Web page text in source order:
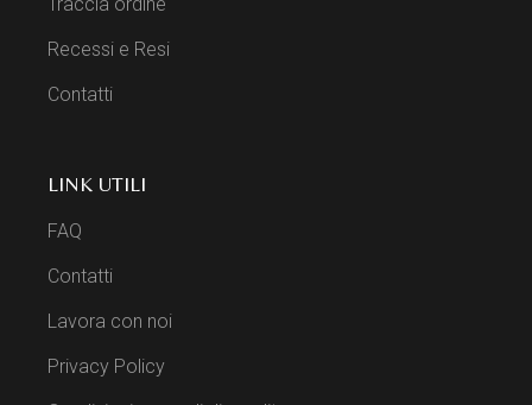
Recessi e Resi
Contatti
LINK UTILI
FAQ
Contatti
Lavora con noi
Privacy Policy